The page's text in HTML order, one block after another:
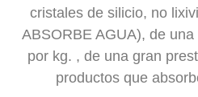
cristales de silicio, no
ABSORBE AGUA), de
por kg. , de una gran
productos que